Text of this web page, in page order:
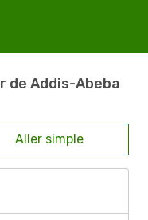
de Addis-Abeba
Aller simple